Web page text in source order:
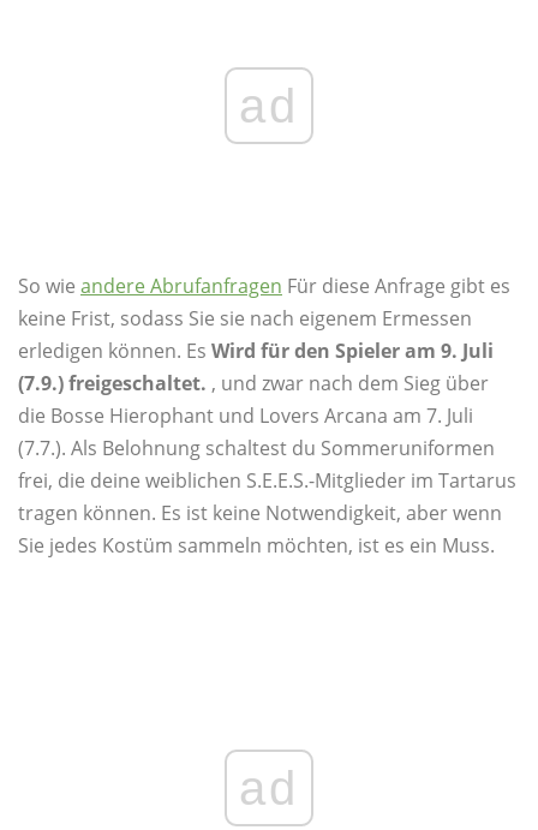
ad
So wie andere Abrufanfragen Für diese Anfrage gibt es
keine Frist, sodass Sie sie nach eigenem Ermessen
erledigen können. Es Wird für den Spieler am 9. Juli
(7.9.) freigeschaltet. , und zwar nach dem Sieg über
die Bosse Hierophant und Lovers Arcana am 7. Juli
(7.7.). Als Belohnung schaltest du Sommeruniformen
frei, die deine weiblichen S.E.E.S.-Mitglieder im Tartarus
tragen können. Es ist keine Notwendigkeit, aber wenn
Sie jedes Kostüm sammeln möchten, ist es ein Muss.
ad